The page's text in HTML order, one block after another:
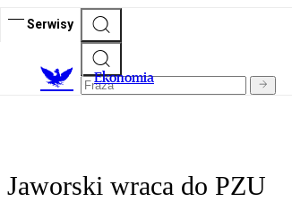
Serwisy
Ekonomia
Jaworski wraca do PZU